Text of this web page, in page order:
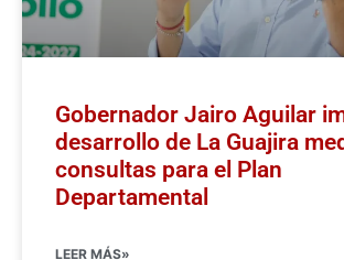
Gobernador Jairo Aguilar
desarrollo de La Guajira
consultas para el Plan
Departamental
LEER MÁS»